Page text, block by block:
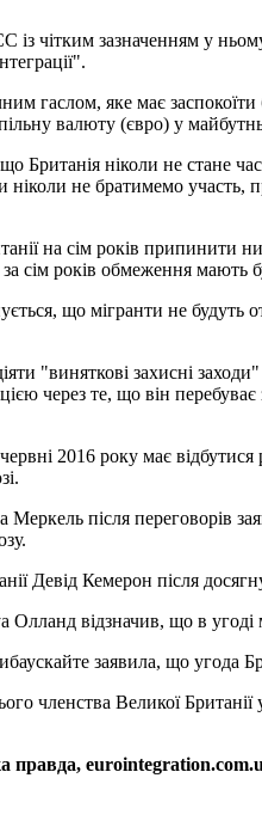
із чітким зазначенням у
гаслом, яке має
валюту (євро) у
Британія ніколи не стане
не братимемо участь,
на сім років припинити
сім років обмеження мають
що мігранти не будуть
"виняткові захисні
через те, що він
2016 року має
після переговорів
Девід Кемерон після
Олланд відзначив, що в
заявила, що угода
членства Великої Британії
правда,